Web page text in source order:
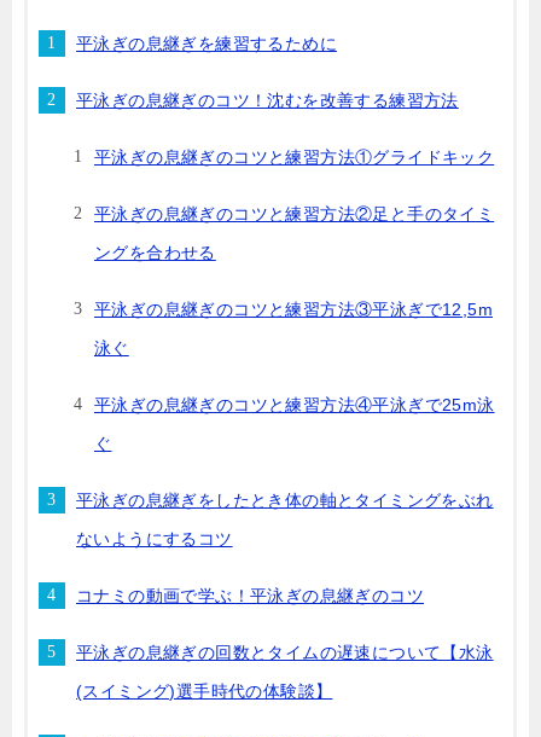
平泳ぎの息継ぎを練習するために
平泳ぎの息継ぎのコツ！沈むを改善する練習方法
平泳ぎの息継ぎのコツと練習方法①グライドキック
平泳ぎの息継ぎのコツと練習方法②足と手のタイミ
ングを合わせる
平泳ぎの息継ぎのコツと練習方法③平泳ぎで12,5m
泳ぐ
平泳ぎの息継ぎのコツと練習方法④平泳ぎで25m泳
ぐ
平泳ぎの息継ぎをしたとき体の軸とタイミングをぶれ
ないようにするコツ
コナミの動画で学ぶ！平泳ぎの息継ぎのコツ
平泳ぎの息継ぎの回数とタイムの遅速について【水泳
(スイミング)選手時代の体験談】